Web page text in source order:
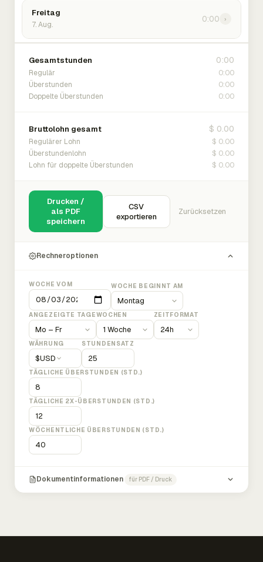
Freitag
7. Aug.
0:00 ›
Gesamtstunden 0:00
Regulär 0:00
Überstunden 0:00
Doppelte Überstunden 0:00
Bruttolohn gesamt $ 0.00
Regulärer Lohn $ 0.00
Überstundenlohn $ 0.00
Lohn für doppelte Überstunden $ 0.00
Drucken /
als PDF
speichern
CSV
exportieren
Zurücksetzen
Rechneroptionen
WOCHE VOM WOCHE BEGINNT AM
ANGEZEIGTE TAGEWOCHEN ZEITFORMAT
WÄHRUNG
$USD
STUNDENSATZ
TÄGLICHE ÜBERSTUNDEN (STD.)
TÄGLICHE 2X-ÜBERSTUNDEN (STD.)
WÖCHENTLICHE ÜBERSTUNDEN (STD.)
Dokumentinformationen für PDF / Druck